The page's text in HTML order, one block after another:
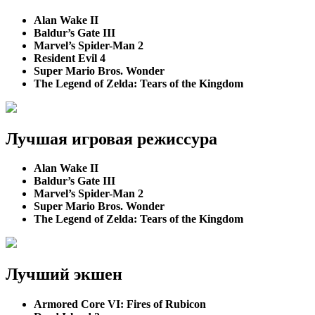
Alan Wake II
Baldur’s Gate III
Marvel’s Spider-Man 2
Resident Evil 4
Super Mario Bros. Wonder
The Legend of Zelda: Tears of the Kingdom
Лучшая игровая режиссура
Alan Wake II
Baldur’s Gate III
Marvel’s Spider-Man 2
Super Mario Bros. Wonder
The Legend of Zelda: Tears of the Kingdom
Лучший экшен
Armored Core VI: Fires of Rubicon